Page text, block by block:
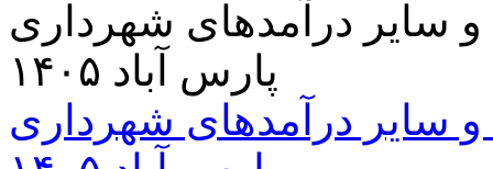
سایر درآمدهای شهرداری